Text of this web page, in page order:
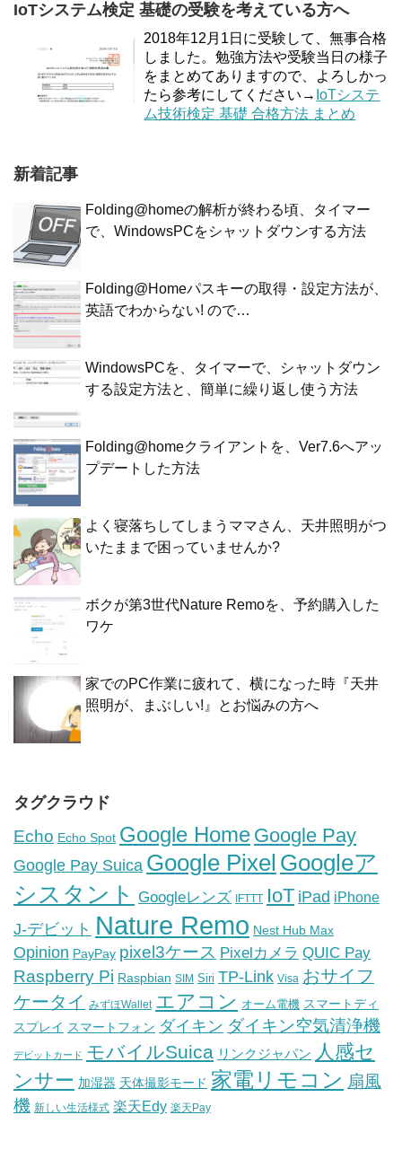
IoTシステム検定 基礎の受験を考えている方へ
2018年12月1日に受験して、無事合格
しました。勉強方法や受験当日の様子
をまとめてありますので、よろしかっ
たら参考にしてください→ IoTシステ
ム技術検定 基礎 合格方法 まとめ
新着記事
Folding@homeの解析が終わる頃、タイマー
で、WindowsPCをシャットダウンする方法
Folding@Homeパスキーの取得・設定方法が、
英語でわからない! ので…
WindowsPCを、タイマーで、シャットダウン
する設定方法と、簡単に繰り返し使う方法
Folding@homeクライアントを、Ver7.6へアッ
プデートした方法
よく寝落ちしてしまうママさん、天井照明がつ
いたままで困っていませんか?
ボクが第3世代Nature Remoを、予約購入した
ワケ
家でのPC作業に疲れて、横になった時『天井
照明が、まぶしい!』とお悩みの方へ
タグクラウド
Echo Echo Spot Google Home Google Pay
Google Pay Suica Google Pixel Googleア
シスタント Googleレンズ IFTTT IoT iPad iPhone
J-デビット Nature Remo Nest Hub Max
Opinion PayPay pixel3ケース Pixelカメラ QUIC Pay
Raspberry Pi Raspbian SIM Siri TP-Link Visa おサイフ
ケータイ みずほWallet エアコン オーム電機 スマートディ
スプレイ スマートフォン ダイキン ダイキン空気清浄機
デビットカード モバイルSuica リンクジャパン 人感セ
ンサー 加湿器 天体撮影モード 家電リモコン 扇風
機 新しい生活様式 楽天Edy 楽天Pay